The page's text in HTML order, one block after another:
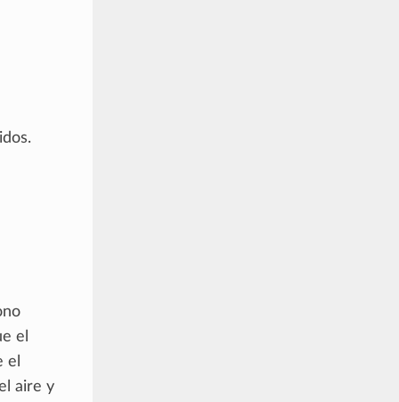
el
el
aire y